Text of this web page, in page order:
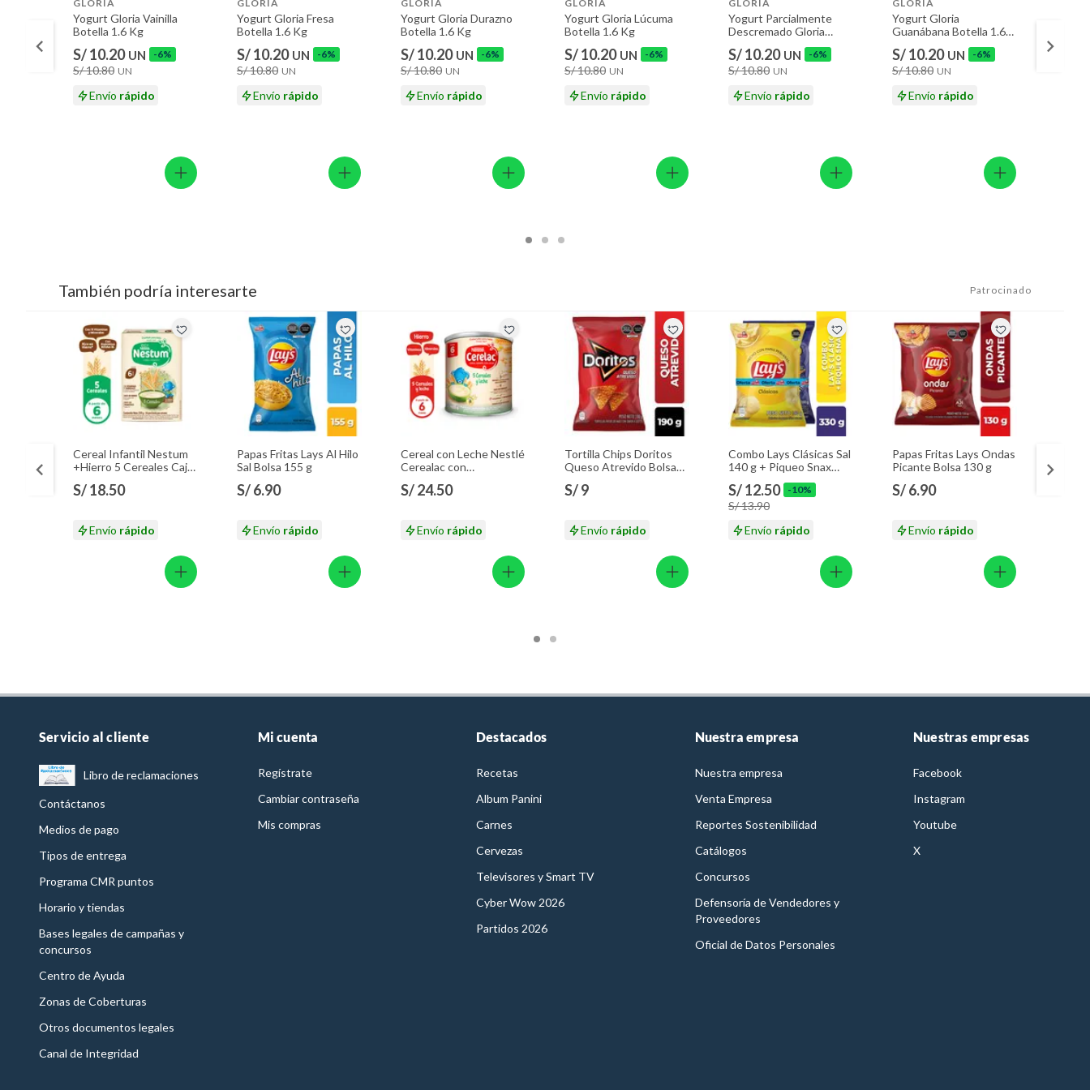
GLORIA
Yogurt Gloria Vainilla
Botella 1.6 Kg
S/ 10.20 UN -6%
S/ 10.80 UN
Envío rápido
GLORIA
Yogurt Gloria Fresa
Botella 1.6 Kg
S/ 10.20 UN -6%
S/ 10.80 UN
Envío rápido
GLORIA
Yogurt Gloria Durazno
Botella 1.6 Kg
S/ 10.20 UN -6%
S/ 10.80 UN
Envío rápido
GLORIA
Yogurt Gloria Lúcuma
Botella 1.6 Kg
S/ 10.20 UN -6%
S/ 10.80 UN
Envío rápido
GLORIA
Yogurt Parcialmente
Descremado Gloria
Fresa Plátano Botella 1.6
Kg
S/ 10.20 UN -6%
S/ 10.80 UN
Envío rápido
GLORIA
Yogurt Gloria
Guanábana Botella 1.6
S/ 10.20 UN -6%
S/ 10.80 UN
Envío rápido
También podría interesarte Patrocinado
Cereal Infantil Nestum
+Hierro 5 Cereales Caja
S/ 18.50
Envío rápido
Papas Fritas Lays Al Hilo
Sal Bolsa 155 g
S/ 6.90
Envío rápido
Cereal con Leche Nestlé
Cerealac con
S/ 24.50
Envío rápido
Tortilla Chips Doritos
Queso Atrevido Bolsa
S/ 9
Envío rápido
Combo Lays Clásicas Sal
140 g + Piqueo Snax
Original 190 g
S/ 12.50 -10%
S/ 13.90
Envío rápido
Papas Fritas Lays Ondas
Picante Bolsa 130 g
S/ 6.90
Envío rápido
Servicio al cliente
Libro de reclamaciones
Contáctanos
Medios de pago
Tipos de entrega
Programa CMR puntos
Horario y tiendas
Bases legales de campañas y
concursos
Centro de Ayuda
Zonas de Coberturas
Otros documentos legales
Canal de Integridad
Mi cuenta
Regístrate
Cambiar contraseña
Mis compras
Destacados
Recetas
Album Panini
Carnes
Cervezas
Televisores y Smart TV
Cyber Wow 2026
Partidos 2026
Nuestra empresa
Nuestra empresa
Venta Empresa
Reportes Sostenibilidad
Catálogos
Concursos
Defensoría de Vendedores y
Proveedores
Oficial de Datos Personales
Nuestras empresas
Facebook
Instagram
Youtube
X